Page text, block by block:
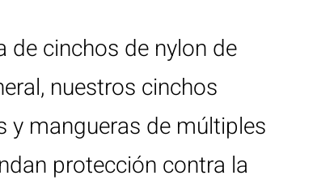
de cinchos de nylon de
nuestros cinchos
y mangueras de múltiples
protección contra la